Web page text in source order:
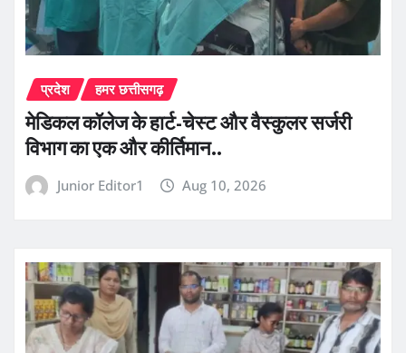
प्रदेश हमर छत्तीसगढ़
​मेडिकल कॉलेज के हार्ट-चेस्ट और वैस्कुलर सर्जरी
विभाग का एक और कीर्तिमान..
Junior Editor1 Aug 10, 2026